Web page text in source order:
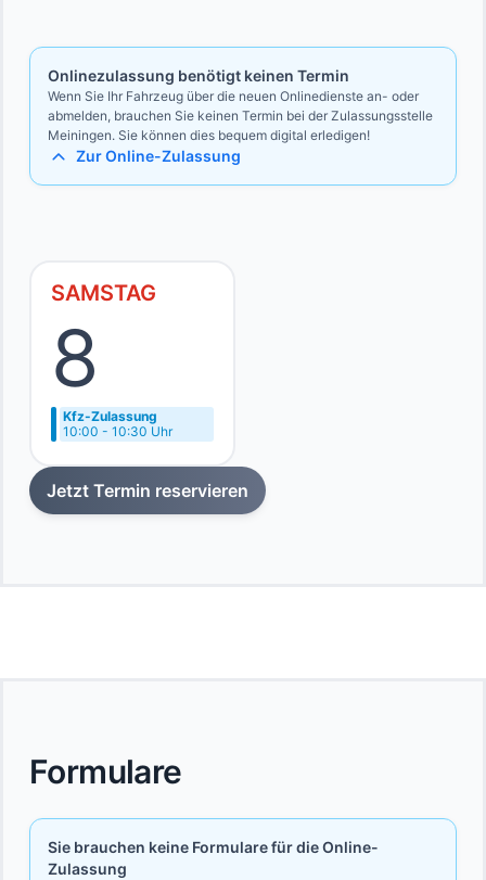
Onlinezulassung benötigt keinen Termin
Wenn Sie Ihr Fahrzeug über die neuen Onlinedienste an- oder
abmelden, brauchen Sie keinen Termin bei der Zulassungsstelle
Meiningen. Sie können dies bequem digital erledigen!
Zur Online-Zulassung
SAMSTAG
8
Kfz-Zulassung
10:00 - 10:30 Uhr
Jetzt Termin reservieren
Formulare
Sie brauchen keine Formulare für die Online-
Zulassung